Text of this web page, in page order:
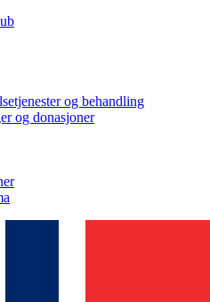
og behandling
og donasjoner